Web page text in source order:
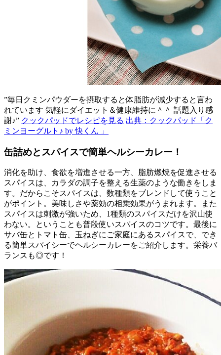
”毎日クミンパウダーを摂取すると体脂肪が減少すると言わ
れています 気軽にダイエット＆健康維持に＾＾ 話題入り感
謝♪” クックパッドでレシピを見る 出典：クックパッド「ク
ミンヨーグルト♪ by 快くん 」
缶詰めとスパイスで簡単ヘルシーカレー！
消化を助け、食欲を増進させる一方、脂肪燃焼を促進させる
スパイスは、カラダの調子を整える生薬のような働きをしま
す。だからこそスパイスは、数種類をブレンドして使うこと
がポイント。美味しさや薬効の相乗効果がうまれます。また
スパイスは刺激が強いため、1種類のスパイスだけを沢山使
わない。ということも普段使いスパイスのコツです。最後に
サバ缶とトマト缶、玉ねぎにご家庭にあるスパイスで、でき
る簡単スパイシーでヘルシーカレーをご紹介します。栄養バ
ランスも◎です！